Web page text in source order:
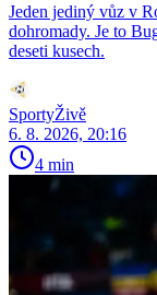
Jeden jediný vůz v
dohromady. Je to
deseti kusech.
SportyŽivě
6. 8. 2026, 20:16
4 min